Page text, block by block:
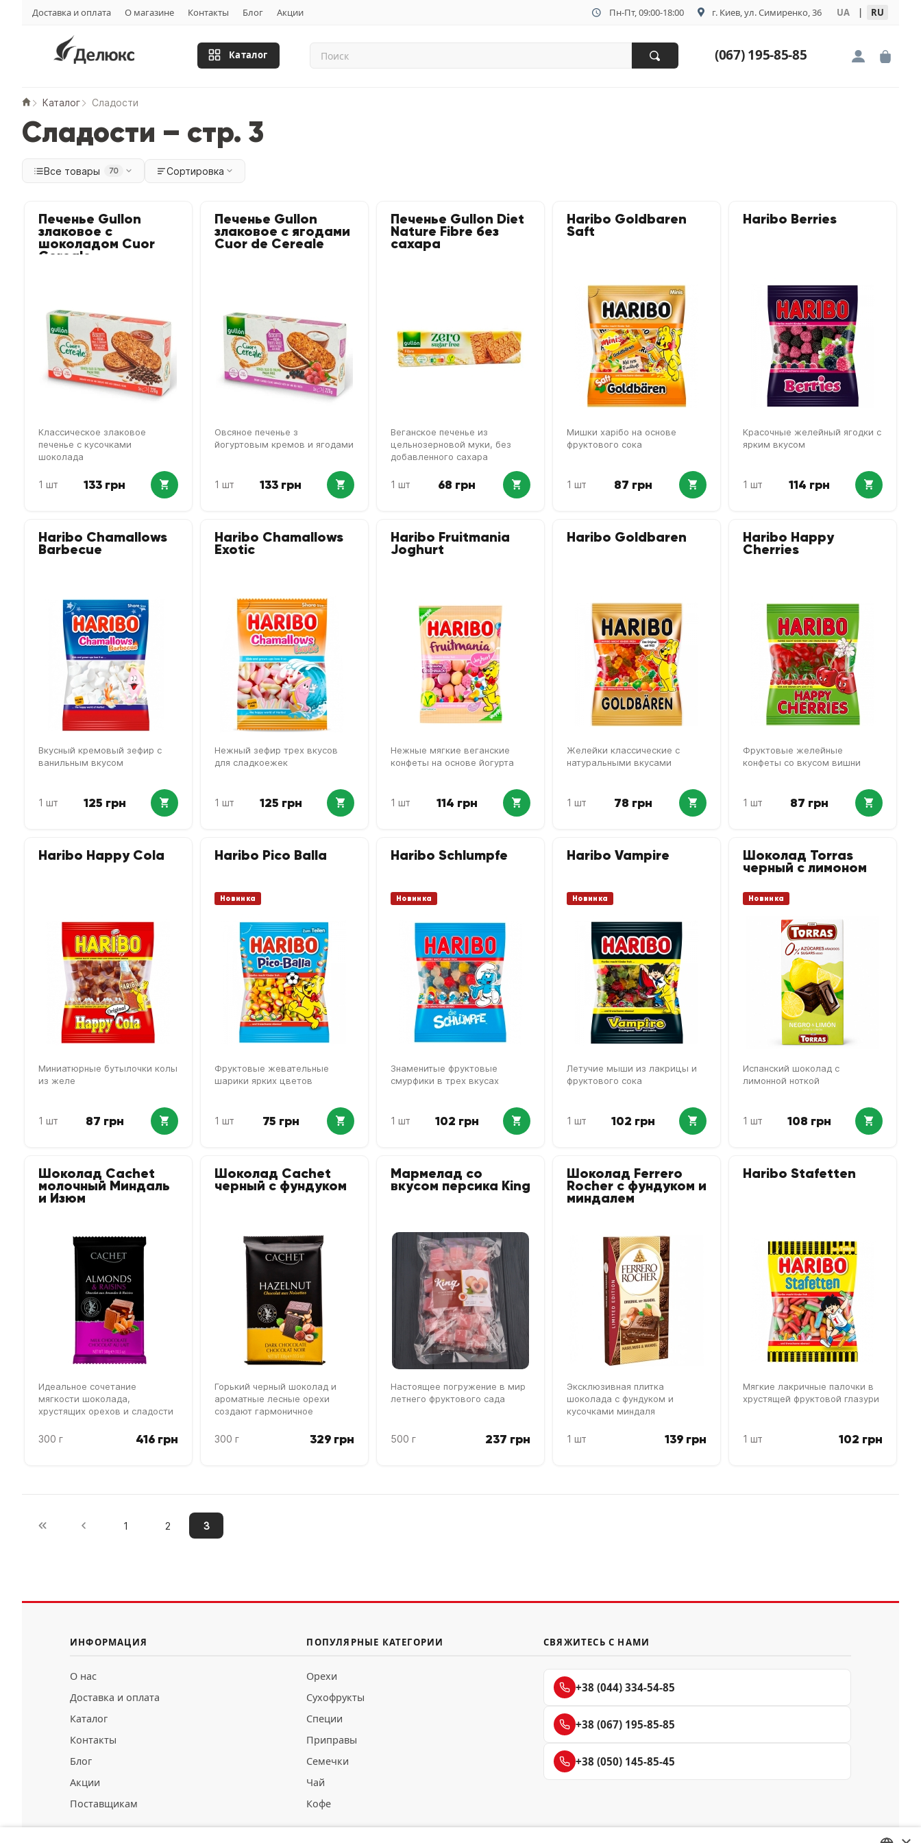
Доставка и оплата О магазине Контакты Блог Акции Пн-Пт, 09:00-18:00 г. Киев, ул. Симиренко, 36 UA | RU
Каталог (067) 195-85-85
Каталог Сладости
Сладости – стр. 3
Все товары 70 Сортировка
Печенье Gullon
злаковое с
шоколадом Cuor
Cereale
Классическое злаковое
печенье с кусочками
шоколада
1 шт 133 грн
Печенье Gullon
злаковое с ягодами
Cuor de Cereale
Овсяное печенье з
йогуртовым кремов и ягодами
1 шт 133 грн
Печенье Gullon Diet
Nature Fibre без
сахара
Веганское печенье из
цельнозерновой муки, без
добавленного сахара
1 шт 68 грн
Haribo Goldbaren
Saft
Мишки харібо на основе
фруктового сока
1 шт 87 грн
Haribo Berries
Красочные желейный ягодки с
ярким вкусом
1 шт 114 грн
Haribo Chamallows
Barbecue
Вкусный кремовый зефир с
ванильным вкусом
1 шт 125 грн
Haribo Chamallows
Exotic
Нежный зефир трех вкусов
для сладкоежек
1 шт 125 грн
Haribo Fruitmania
Joghurt
Нежные мягкие веганские
конфеты на основе йогурта
1 шт 114 грн
Haribo Goldbaren
Желейки классические с
натуральными вкусами
1 шт 78 грн
Haribo Happy
Cherries
Фруктовые желейные
конфеты со вкусом вишни
1 шт 87 грн
Haribo Happy Cola
Миниатюрные бутылочки колы
из желе
1 шт 87 грн
Haribo Pico Balla
Новинка
Фруктовые жевательные
шарики ярких цветов
1 шт 75 грн
Haribo Schlumpfe
Новинка
Знаменитые фруктовые
смурфики в трех вкусах
1 шт 102 грн
Haribo Vampire
Новинка
Летучие мыши из лакрицы и
фруктового сока
1 шт 102 грн
Шоколад Torras
черный с лимоном
Новинка
Испанский шоколад с
лимонной ноткой
1 шт 108 грн
Шоколад Cachet
молочный Миндаль
и Изюм
Идеальное сочетание
мягкости шоколада,
хрустящих орехов и сладости
300 г 416 грн
Шоколад Cachet
черный с фундуком
Горький черный шоколад и
ароматные лесные орехи
создают гармоничное
300 г 329 грн
Мармелад со
вкусом персика King
Настоящее погружение в мир
летнего фруктового сада
500 г 237 грн
Шоколад Ferrero
Rocher c фундуком и
миндалем
Эксклюзивная плитка
шоколада с фундуком и
кусочками миндаля
1 шт 139 грн
Haribo Stafetten
Мягкие лакричные палочки в
хрустящей фруктовой глазури
1 шт 102 грн
1 2 3
ИНФОРМАЦИЯ
О нас
Доставка и оплата
Каталог
Контакты
Блог
Акции
Поставщикам
ПОПУЛЯРНЫЕ КАТЕГОРИИ
Орехи
Сухофрукты
Специи
Приправы
Семечки
Чай
Кофе
СВЯЖИТЕСЬ С НАМИ
+38 (044) 334-54-85
+38 (067) 195-85-85
+38 (050) 145-85-45